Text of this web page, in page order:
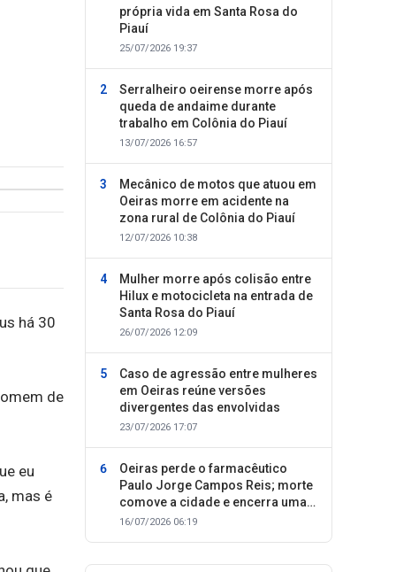
há 30
de
eu
mas é
própria vida em Santa Rosa do
Piauí
25/07/2026 19:37
Serralheiro oeirense morre após
queda de andaime durante
trabalho em Colônia do Piauí
13/07/2026 16:57
Mecânico de motos que atuou em
Oeiras morre em acidente na
zona rural de Colônia do Piauí
12/07/2026 10:38
Mulher morre após colisão entre
Hilux e motocicleta na entrada de
Santa Rosa do Piauí
26/07/2026 12:09
Caso de agressão entre mulheres
em Oeiras reúne versões
divergentes das envolvidas
23/07/2026 17:07
Oeiras perde o farmacêutico
Paulo Jorge Campos Reis; morte
comove a cidade e encerra uma
trajetória dedicada ao cuidado
16/07/2026 06:19